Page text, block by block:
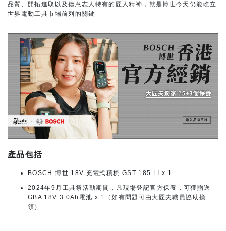
品質、開拓進取以及德意志人特有的匠人精神，就是博世今天仍能屹立
世界電動工具市場前列的關鍵
產品包括
BOSCH 博世 18V 充電式積梳 GST 185 LI x 1
2024年9月工具祭活動期間，凡現場登記官方保養，可獲贈送
GBA 18V 3.0Ah電池 x 1（如有問題可由大匠夫職員協助換
領）